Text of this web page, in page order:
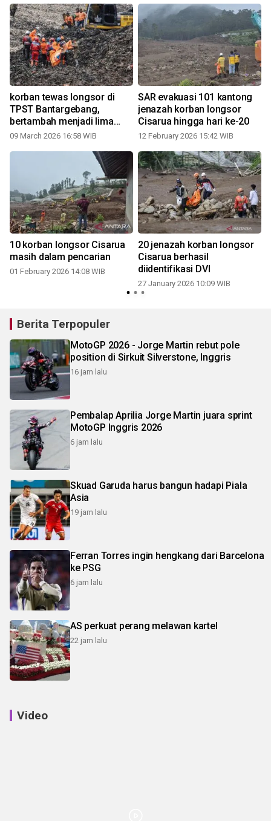
korban tewas longsor di
TPST Bantargebang,
bertambah menjadi lima
orang
09 March 2026 16:58 WIB
SAR evakuasi 101 kantong
jenazah korban longsor
Cisarua hingga hari ke-20
12 February 2026 15:42 WIB
10 korban longsor Cisarua
masih dalam pencarian
01 February 2026 14:08 WIB
20 jenazah korban longsor
Cisarua berhasil
diidentifikasi DVI
27 January 2026 10:09 WIB
Berita Terpopuler
MotoGP 2026 - Jorge Martin rebut pole
position di Sirkuit Silverstone, Inggris
16 jam lalu
Pembalap Aprilia Jorge Martin juara sprint
MotoGP Inggris 2026
6 jam lalu
Skuad Garuda harus bangun hadapi Piala
Asia
19 jam lalu
Ferran Torres ingin hengkang dari Barcelona
ke PSG
6 jam lalu
AS perkuat perang melawan kartel
22 jam lalu
Video